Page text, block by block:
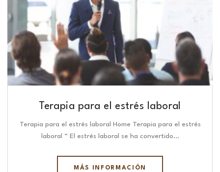
Terapia para el estrés laboral
Terapia para el estrés laboral Home Terapia para el estrés
laboral “ El estrés laboral se ha convertido…
MÁS INFORMACIÓN